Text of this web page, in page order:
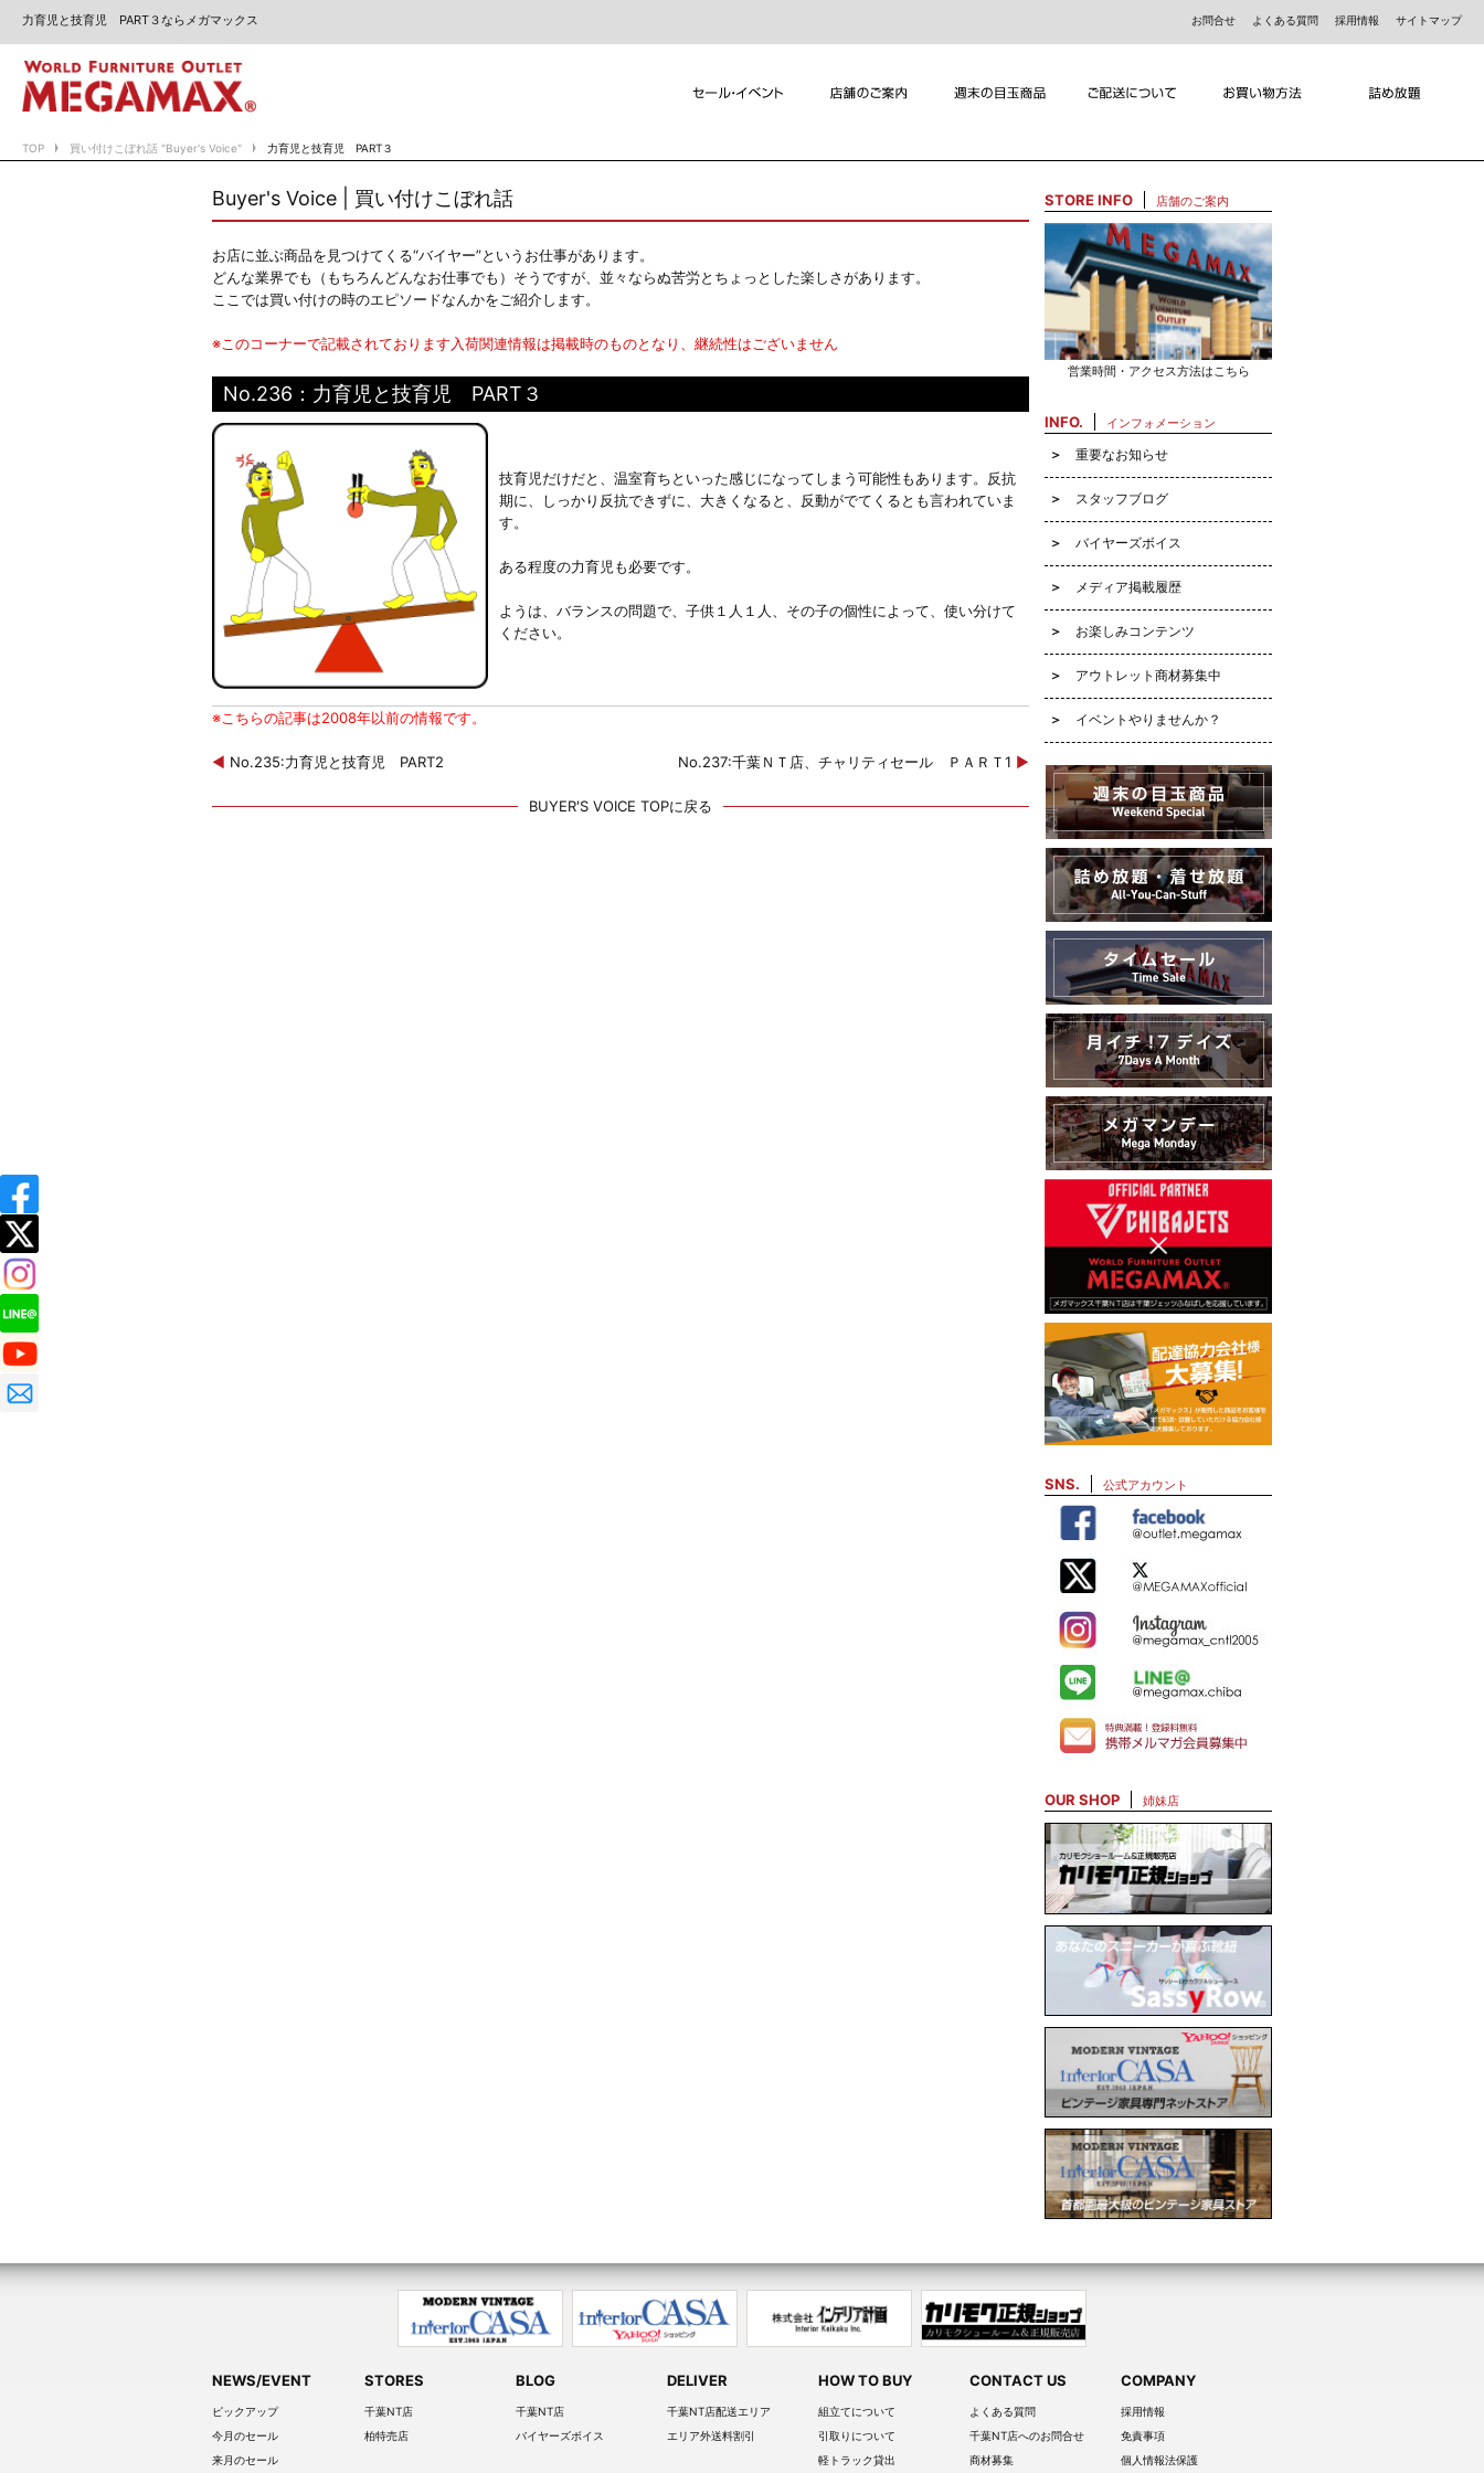
力育児と技育児 PART３ならメガマックス お問合せ よくある質問 採用情報 サイトマップ
TOP 買い付けこぼれ話 "Buyer's Voice" 力育児と技育児 PART３
Buyer's Voice | 買い付けこぼれ話
お店に並ぶ商品を見つけてくる“バイヤー”というお仕事があります。
どんな業界でも（もちろんどんなお仕事でも）そうですが、並々ならぬ苦労とちょっとした楽しさがあります。
ここでは買い付けの時のエピソードなんかをご紹介します。
※このコーナーで記載されております入荷関連情報は掲載時のものとなり、継続性はございません
No.236：力育児と技育児 PART３
技育児だけだと、温室育ちといった感じになってしまう可能性もあります。反抗
期に、しっかり反抗できずに、大きくなると、反動がでてくるとも言われていま
す。
ある程度の力育児も必要です。
ようは、バランスの問題で、子供１人１人、その子の個性によって、使い分けて
ください。
※こちらの記事は2008年以前の情報です。
◀ No.235:力育児と技育児 PART2 No.237:千葉ＮＴ店、チャリティセール ＰＡＲＴ1 ▶
BUYER'S VOICE TOPに戻る
STORE INFO 店舗のご案内
営業時間・アクセス方法はこちら
INFO. インフォメーション
重要なお知らせ
スタッフブログ
バイヤーズボイス
メディア掲載履歴
お楽しみコンテンツ
アウトレット商材募集中
イベントやりませんか？
SNS. 公式アカウント
OUR SHOP 姉妹店
NEWS/EVENT
ピックアップ
今月のセール
来月のセール
STORES
千葉NT店
柏特売店
BLOG
千葉NT店
バイヤーズボイス
DELIVER
千葉NT店配送エリア
エリア外送料割引
HOW TO BUY
組立てについて
引取りについて
軽トラック貸出
CONTACT US
よくある質問
千葉NT店へのお問合せ
商材募集
COMPANY
採用情報
免責事項
個人情報法保護